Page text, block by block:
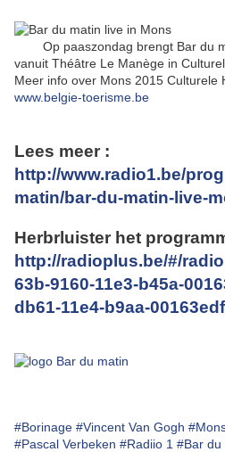
Op paaszondag brengt Bar du
vanuit Théâtre Le Manège in
Meer info over Mons 2015 Culturele
www.belgie-toerisme.be
Lees meer :
http://www.radio1.be/
matin/bar-du-matin-live-
Herbrluister het
http://radioplus.be/#/
63b-9160-11e3-b45a-
db61-11e4-b9aa-
#Borinage #Vincent Van Gogh
#Pascal Verbeken #Radiio 1 #Bar du